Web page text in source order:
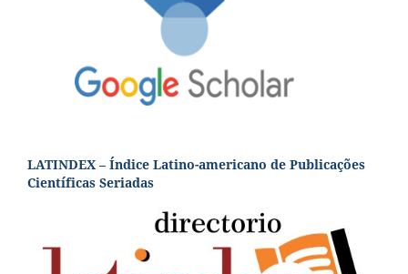
LATINDEX – Índice Latino-americano de Publicações
Científicas Seriadas